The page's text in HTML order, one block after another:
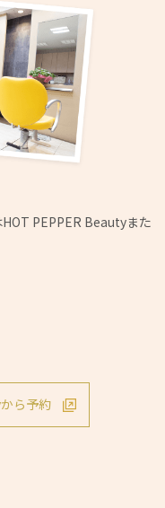
PEPPER Beautyまた
ら予約